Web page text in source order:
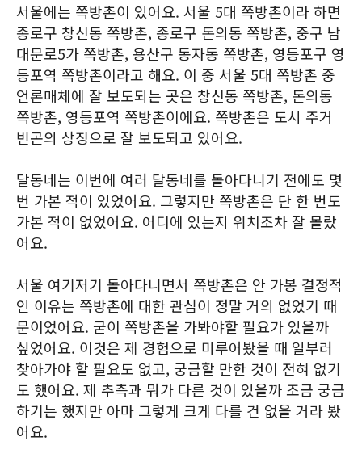
서울에는 쪽방촌이 있어요. 서울 5대 쪽방촌이라 하면
종로구 창신동 쪽방촌, 종로구 돈의동 쪽방촌, 중구 남
대문로5가 쪽방촌, 용산구 동자동 쪽방촌, 영등포구 영
등포역 쪽방촌이라고 해요. 이 중 서울 5대 쪽방촌 중
언론매체에 잘 보도되는 곳은 창신동 쪽방촌, 돈의동
쪽방촌, 영등포역 쪽방촌이에요. 쪽방촌은 도시 주거
빈곤의 상징으로 잘 보도되고 있어요.
달동네는 이번에 여러 달동네를 돌아다니기 전에도 몇
번 가본 적이 있었어요. 그렇지만 쪽방촌은 단 한 번도
가본 적이 없었어요. 어디에 있는지 위치조차 잘 몰랐
어요.
서울 여기저기 돌아다니면서 쪽방촌은 안 가봉 결정적
인 이유는 쪽방촌에 대한 관심이 정말 거의 없었기 때
문이었어요. 굳이 쪽방촌을 가봐야할 필요가 있을까
싶었어요. 이것은 제 경험으로 미루어봤을 때 일부러
찾아가야 할 필요도 없고, 궁금할 만한 것이 전혀 없기
도 했어요. 제 추측과 뭐가 다른 것이 있을까 조금 궁금
하기는 했지만 아마 그렇게 크게 다를 건 없을 거라 봤
어요.